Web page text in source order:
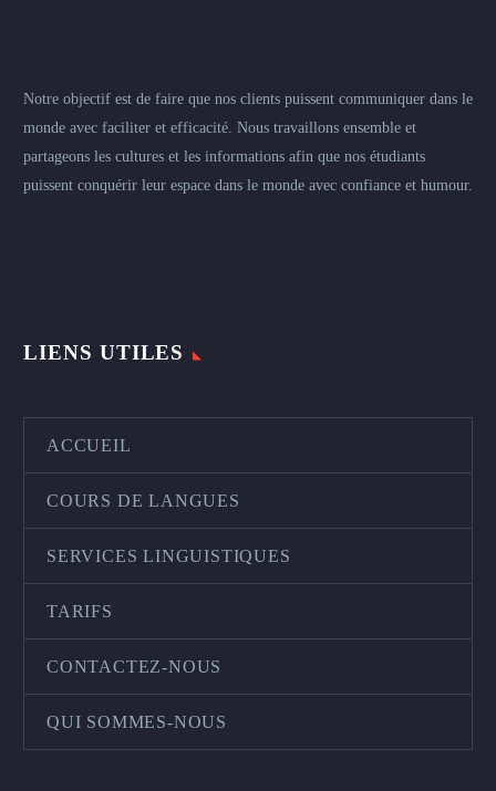
Notre objectif est de faire que nos clients puissent communiquer dans le
monde avec faciliter et efficacité. Nous travaillons ensemble et
partageons les cultures et les informations afin que nos étudiants
puissent conquérir leur espace dans le monde avec confiance et humour.
LIENS UTILES
ACCUEIL
COURS DE LANGUES
SERVICES LINGUISTIQUES
TARIFS
CONTACTEZ-NOUS
QUI SOMMES-NOUS